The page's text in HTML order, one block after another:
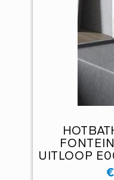
UITLOOP
€